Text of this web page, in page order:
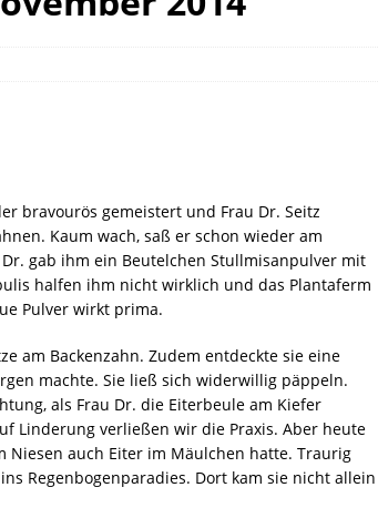
bravourös gemeistert und Frau Dr. Seitz
Kaum wach, saß er schon wieder am
gab ihm ein Beutelchen Stullmisanpulver mit
halfen ihm nicht wirklich und das Plantaferm
Pulver wirkt prima.
am Backenzahn. Zudem entdeckte sie eine
machte. Sie ließ sich widerwillig päppeln.
als Frau Dr. die Eiterbeule am Kiefer
Linderung verließen wir die Praxis. Aber heute
Niesen auch Eiter im Mäulchen hatte. Traurig
Regenbogenparadies. Dort kam sie nicht allein